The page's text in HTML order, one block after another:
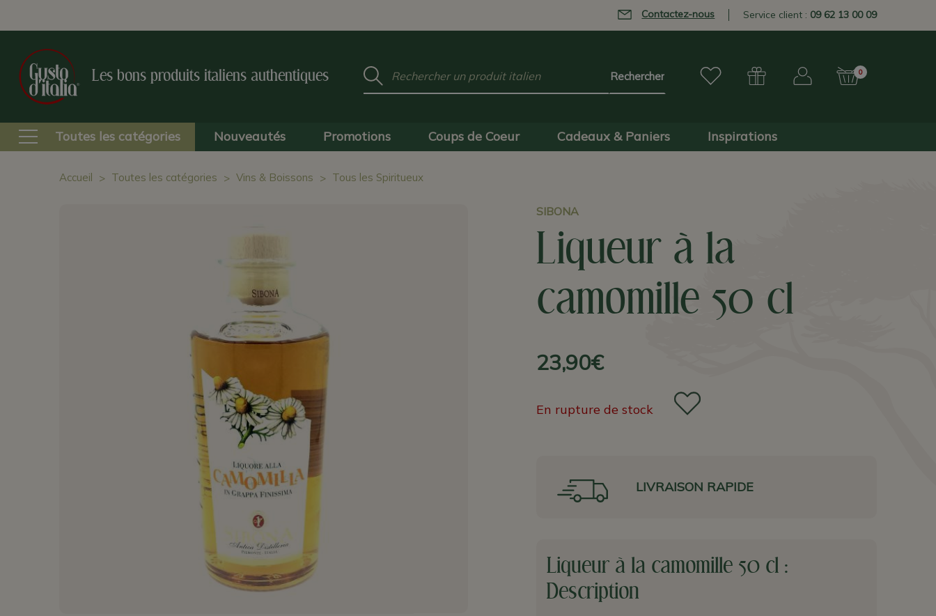
Contactez-nous Service client : 09 62 13 00 09
Les bons produits italiens authentiques 0
Mot
clé
Toutes les catégories Nouveautés Promotions Coups de Coeur Cadeaux & Paniers Inspirations
Accueil Toutes les catégories Vins & Boissons Tous les Spiritueux
SIBONA
Liqueur à la
camomille 50 cl
23,90€
En rupture de stock
LIVRAISON RAPIDE
Liqueur à la camomille 50 cl :
Description